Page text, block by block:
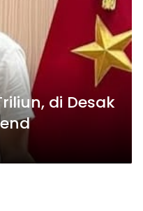
di Desak